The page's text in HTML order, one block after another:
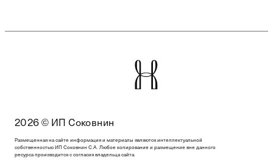
2026 © ИП Соковнин
Размещенная на сайте информация и материалы являются интеллектуальной
собственностью ИП Соковнин С.А. Любое копирование и размещение вне данного
ресурса производится с согласия владельца сайта.